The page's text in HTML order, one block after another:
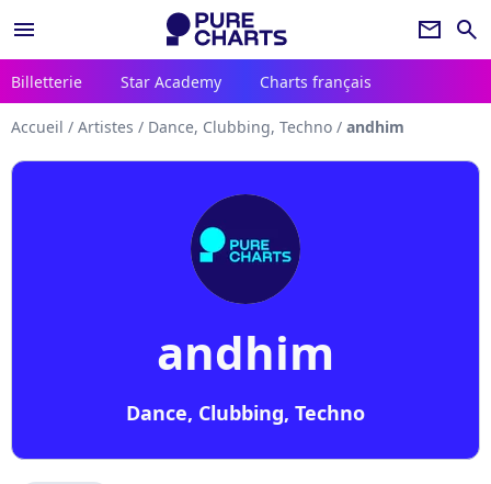
menu newsletter search
Billetterie Star Academy Charts français
Accueil / Artistes / Dance, Clubbing, Techno / andhim
andhim
Dance, Clubbing, Techno